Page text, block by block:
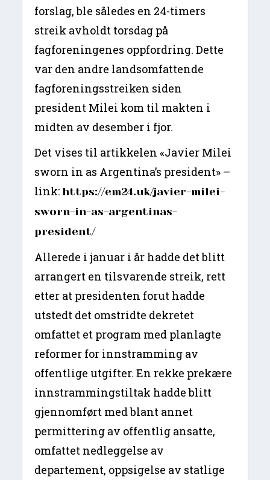
forslag, ble således en 24-timers
streik avholdt torsdag på
fagforeningenes oppfordring. Dette
var den andre landsomfattende
fagforeningsstreiken siden
president Milei kom til makten i
midten av desember i fjor.
Det vises til artikkelen «Javier Milei
sworn in as Argentina’s president» –
link: https://em24.uk/javier-milei-
sworn-in-as-argentinas-
president/
Allerede i januar i år hadde det blitt
arrangert en tilsvarende streik, rett
etter at presidenten forut hadde
utstedt det omstridte dekretet
omfattet et program med planlagte
reformer for innstramming av
offentlige utgifter. En rekke prekære
innstrammingstiltak hadde blitt
gjennomført med blant annet
permittering av offentlig ansatte,
omfattet nedleggelse av
departement, oppsigelse av statlige